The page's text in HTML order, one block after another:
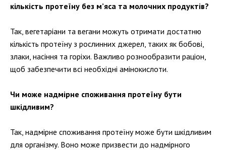
кількість протеїну без м’яса та молочних продуктів?
Так, вегетаріани та вегани можуть отримати достатню
кількість протеїну з рослинних джерел, таких як бобові,
злаки, насіння та горіхи. Важливо рознообразити раціон,
щоб забезпечити всі необхідні амінокислоти.
Чи може надмірне споживання протеїну бути
шкідливим?
Так, надмірне споживання протеїну може бути шкідливим
для організму. Воно може призвести до надмірного